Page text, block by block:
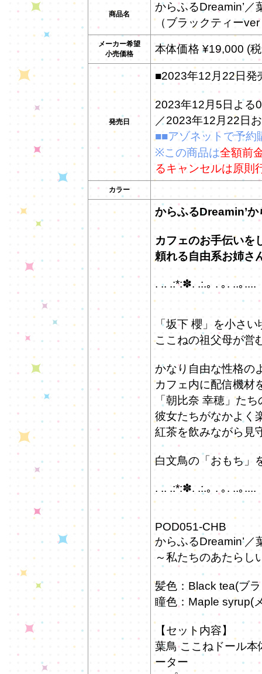
商品名
からふるDreamin’
（ブラックティー
メーカー希望
小売価格
本体価格 ¥19,000 (
発売日
■2023年12月22日発
2023年12月5日よる
／2023年12月22日
■■アゾネットで予約
※この商品は全額前
るキャンセルは原則
カラー
からふるDreamin’
カフェのお手伝いを
頼れる自由系お姉さ
. .. .:*:✽. .:.｡ . ｡. ..｡....
「坂下 櫻」を小さ
ここねの祖父母が営
かなり自由な性格の
カフェ内に配信機材
「朝比奈 幸穂」た
彼女たちがなかよく
紅茶を飲みながら見
白文鳥の「おもち」
. .. .:*:✽. .:.｡ . ｡. ..｡....
POD051-CHB
からふるDreamin’／
～私たちのあたらし
髪色：Black tea(ブ
瞳色：Maple syrup(
【セット内容】
葉鳥 ここねドール
ーター